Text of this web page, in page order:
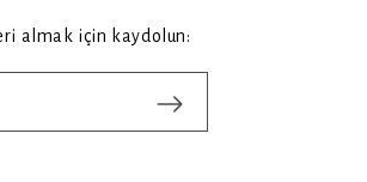
almak için kaydolun: